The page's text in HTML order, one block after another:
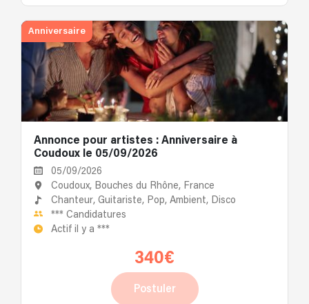
Anniversaire
Annonce pour artistes : Anniversaire à
Coudoux le 05/09/2026
05/09/2026
Coudoux, Bouches du Rhône, France
Chanteur, Guitariste, Pop, Ambient,
Disco
*** Candidatures
Actif il y a ***
340€
Postuler